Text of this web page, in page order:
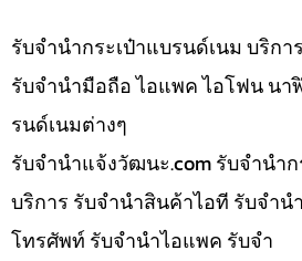
รับจำนำกระเป๋าแบรนด์เนม บริก
รับจำนำมือถือ ไอแพค ไอโฟน นา
รนด์เนมต่างๆ
รับจํานําแจ้งวัฒนะ.com รับจำนำ
บริการ รับจำนำสินค้าไอที รับจำน
โทรศัพท์ รับจำนำไอแพค รับจำ